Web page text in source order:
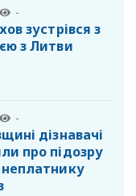
-
зустрівся з
з Литви
-
дізнавачі
про підозру